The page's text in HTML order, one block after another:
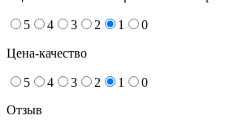
5 4 3 2 1 0
Цена-качество
5 4 3 2 1
0
Отзыв